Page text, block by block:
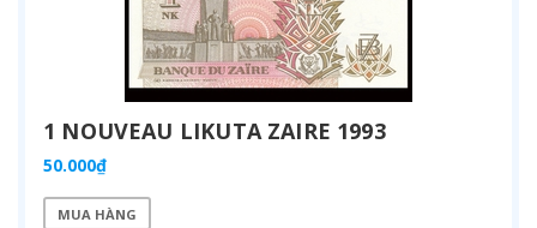
1 NOUVEAU LIKUTA ZAIRE 1993
50.000₫
MUA HÀNG